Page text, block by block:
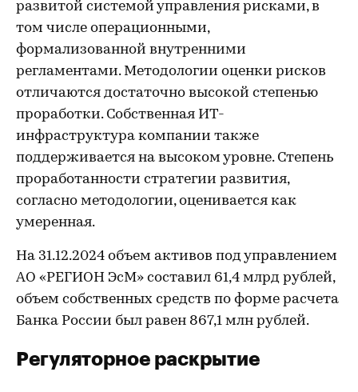
развитой системой управления рисками, в
том числе операционными,
формализованной внутренними
регламентами. Методологии оценки рисков
отличаются достаточно высокой степенью
проработки. Собственная ИТ-
инфраструктура компании также
поддерживается на высоком уровне. Степень
проработанности стратегии развития,
согласно методологии, оценивается как
умеренная.
На 31.12.2024 объем активов под управлением
АО «РЕГИОН ЭсМ» составил 61,4 млрд рублей,
объем собственных средств по форме расчета
Банка России был равен 867,1 млн рублей.
Регуляторное раскрытие